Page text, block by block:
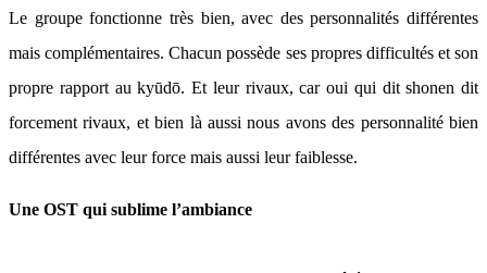
Le groupe fonctionne très bien, avec des personnalités différentes
mais complémentaires. Chacun possède ses propres difficultés et son
propre rapport au kyūdō. Et leur rivaux, car oui qui dit shonen dit
forcement rivaux, et bien là aussi nous avons des personnalité bien
différentes avec leur force mais aussi leur faiblesse.
Une OST qui sublime l’ambiance